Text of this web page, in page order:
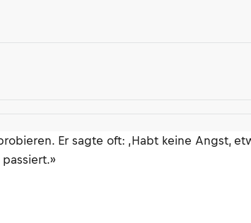
Er sagte oft: ‚Habt keine Angst,